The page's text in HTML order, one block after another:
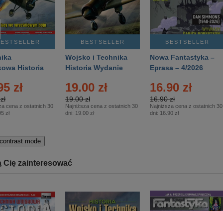
Historia
zł
cena z ostatnich 30
zł
BESTSELLER
Wojsko i Technika
Historia Wydanie
– 2/2026
19.00 zł
19.00 zł
Najniższa cena z ostatnich 30
dni: 19.00 zł
BESTSELLER
Nowa Fantastyka –
Eprasa – 4/2026
16.90 zł
16.90 zł
Najniższa cena z ostatnich 30
dni: 16.90 zł
mode
Cię zainteresować